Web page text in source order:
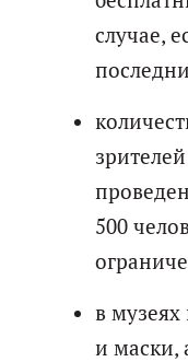
случае,
500
в музеях
и маски,